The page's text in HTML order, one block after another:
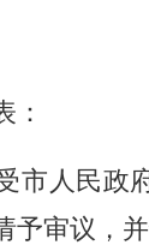
：
市人民政
予审议，